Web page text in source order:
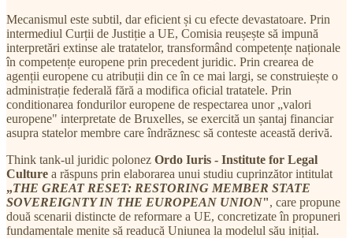
Mecanismul este subtil, dar eficient și cu efecte devastatoare. Prin
intermediul Curții de Justiție a UE, Comisia reușește să impună
interpretări extinse ale tratatelor, transformând competențe naționale
în competențe europene prin precedent juridic. Prin crearea de
agenții europene cu atribuții din ce în ce mai largi, se construiește o
administrație federală fără a modifica oficial tratatele. Prin
conditionarea fondurilor europene de respectarea unor „valori
europene" interpretate de Bruxelles, se exercită un șantaj financiar
asupra statelor membre care îndrăznesc să conteste această derivă.
Think tank-ul juridic polonez Ordo Iuris - Institute for Legal
Culture a răspuns prin elaborarea unui studiu cuprinzător intitulat
„THE GREAT RESET: RESTORING MEMBER STATE
SOVEREIGNTY IN THE EUROPEAN UNION", care propune
două scenarii distincte de reformare a UE, concretizate în propuneri
fundamentale menite să readucă Uniunea la modelul său inițial.